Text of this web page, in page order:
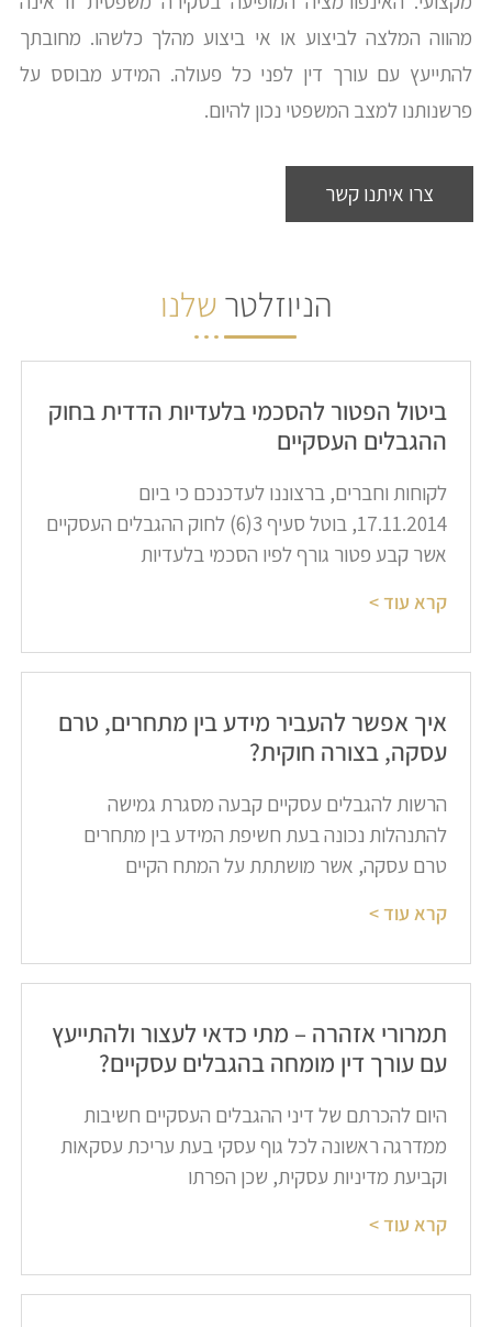
מהווה המלצה לביצוע או אי ביצוע מהלך כלשהו. מחובתך
להתייעץ עם עורך דין לפני כל פעולה. המידע מבוסס על
פרשנותנו למצב המשפטי נכון להיום.
צרו איתנו קשר
הניוזלטרשלנו
ביטול הפטור להסכמי בלעדיות הדדית בחוק
ההגבלים העסקיים​
​לקוחות וחברים, ברצוננו לעדכנכם כי ביום
17.11.2014, בוטל סעיף 3(6) לחוק ההגבלים העסקיים
אשר קבע פטור גורף לפיו הסכמי בלעדיות
קרא עוד >
איך אפשר להעביר מידע בין מתחרים, טרם
עסקה, בצורה חוקית?​
הרשות להגבלים עסקיים קבעה מסגרת גמישה
להתנהלות נכונה בעת חשיפת המידע בין מתחרים
טרם עסקה, אשר מושתתת על המתח הקיים
קרא עוד >
תמרורי אזהרה – מתי כדאי לעצור ולהתייעץ
עם עורך דין מומחה בהגבלים עסקיים?​
היום להכרתם של דיני ההגבלים העסקיים חשיבות
ממדרגה ראשונה לכל גוף עסקי בעת עריכת עסקאות
וקביעת מדיניות עסקית, שכן הפרתו
קרא עוד >